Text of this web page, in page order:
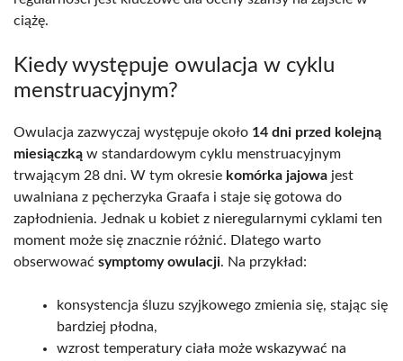
ciążę.
Kiedy występuje owulacja w cyklu
menstruacyjnym?
Owulacja zazwyczaj występuje około 14 dni przed kolejną
miesiączką w standardowym cyklu menstruacyjnym
trwającym 28 dni. W tym okresie komórka jajowa jest
uwalniana z pęcherzyka Graafa i staje się gotowa do
zapłodnienia. Jednak u kobiet z nieregularnymi cyklami ten
moment może się znacznie różnić. Dlatego warto
obserwować symptomy owulacji. Na przykład:
konsystencja śluzu szyjkowego zmienia się, stając się
bardziej płodna,
wzrost temperatury ciała może wskazywać na